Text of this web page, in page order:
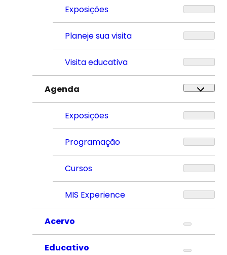
Exposições
Planeje sua visita
Visita educativa
Agenda
Exposições
Programação
Cursos
MIS Experience
Acervo
Educativo